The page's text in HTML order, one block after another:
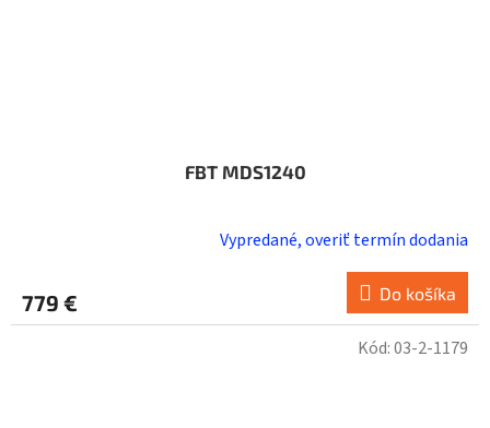
FBT MDS1240
Vypredané, overiť termín dodania
779 € Do košíka
Kód:03-2-1179